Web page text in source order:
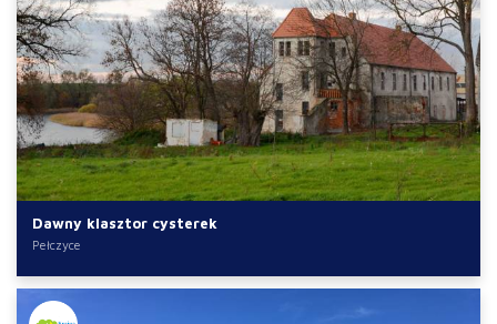
Dawny klasztor cysterek
Pełczyce